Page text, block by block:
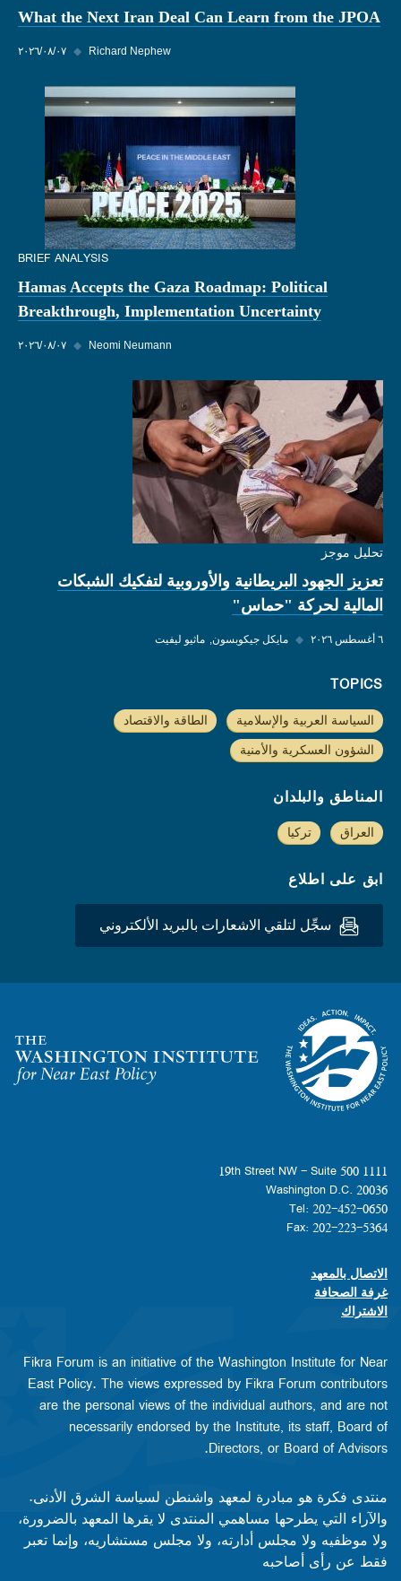
What the Next Iran Deal Can Learn from the JPOA
٠٧‏/٠٨‏/٢٠٢٦ ◆ Richard Nephew
BRIEF ANALYSIS
Hamas Accepts the Gaza Roadmap: Political
Breakthrough, Implementation Uncertainty
٠٧‏/٠٨‏/٢٠٢٦ ◆ Neomi Neumann
تحليل موجز
تعزيز الجهود البريطانية والأوروبية لتفكيك الشبكات
المالية لحركة "حماس"
٦ أغسطس ٢٠٢٦ ◆ مايكل جيكوبسون ماثيو ليفيت
TOPICS
السياسة العربية والإسلامية الطاقة والاقتصاد
الشؤون العسكرية والأمنية
المناطق والبلدان
العراق تركيا
ابق على اطلاع
سجِّل لتلقي الاشعارات بالبريد الألكتروني
Homepage
1111 19th Street NW - Suite 500
Washington D.C. 20036
Tel: 202-452-0650
Fax: 202-223-5364
Footer contact links
الاتصال بالمعهد
غرفة الصحافة
الاشتراك
Fikra Forum is an initiative of the Washington Institute for Near
East Policy. The views expressed by Fikra Forum contributors
are the personal views of the individual authors, and are not
necessarily endorsed by the Institute, its staff, Board of
Directors, or Board of Advisors.​​
منتدى فكرة هو مبادرة لمعهد واشنطن لسياسة الشرق الأدنى.
والآراء التي يطرحها مساهمي المنتدى لا يقرها المعهد بالضرورة،
ولا موظفيه ولا مجلس أدارته، ولا مجلس مستشاريه، وإنما تعبر
فقط عن رأى أصاحبه